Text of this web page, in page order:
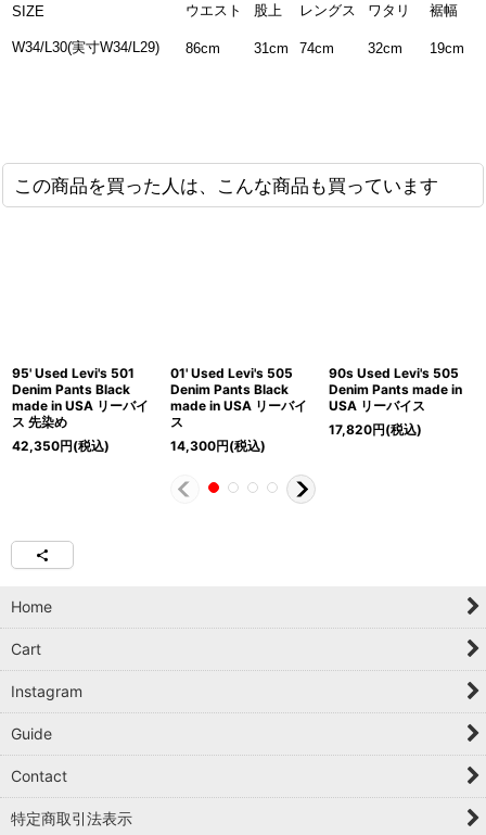
SIZE
ウエスト 股上 レングス ワタリ 裾幅
W34/L30(実寸W34/L29) 86cm 31cm 74cm 32cm 19cm
この商品を買った人は、こんな商品も買っています
95' Used Levi's 501
Denim Pants Black
made in USA リーバイ
ス 先染め
42,350円(税込)
01' Used Levi's 505
Denim Pants Black
made in USA リーバイ
ス
14,300円(税込)
90s Used Levi's 505
Denim Pants made in
USA リーバイス
17,820円(税込)
Home
Cart
Instagram
Guide
Contact
特定商取引法表示